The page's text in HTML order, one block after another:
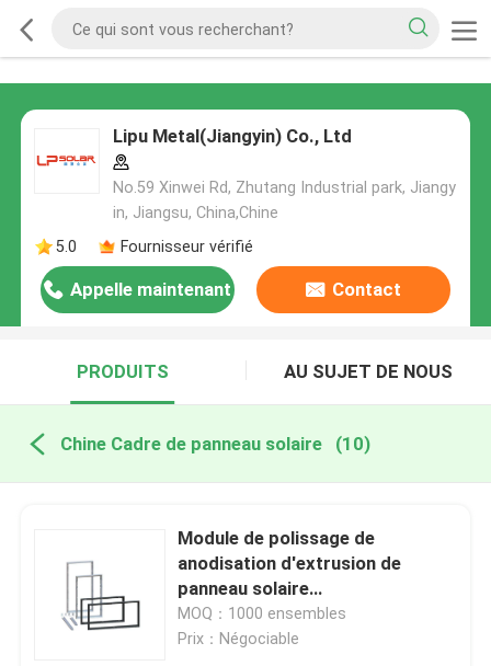
Lipu Metal(Jiangyin) Co., Ltd
No.59 Xinwei Rd, Zhutang Industrial park, Jiangy
in, Jiangsu, China,Chine
5.0
Fournisseur vérifié
Appelle maintenant Contact
PRODUITS AU SUJET DE NOUS
Chine Cadre de panneau solaire (10)
Module de polissage de
anodisation d'extrusion de
panneau solaire
d'électrophorèse en aluminium
de cadre
MOQ：1000 ensembles
Prix：Négociable